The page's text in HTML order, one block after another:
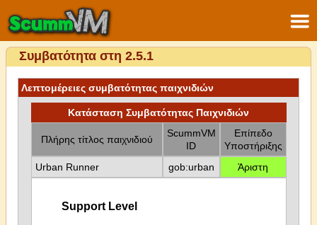
Συμβατότητα στη 2.5.1
Λεπτομέρειες συμβατότητας παιχνιδιών
Κατάσταση Συμβατότητας Παιχνιδιών
Πλήρης τίτλος παιχνιδιού
ScummVM
ID
Επίπεδο
Υποστήριξης
Urban Runner
gob:urban Άριστη
Support Level